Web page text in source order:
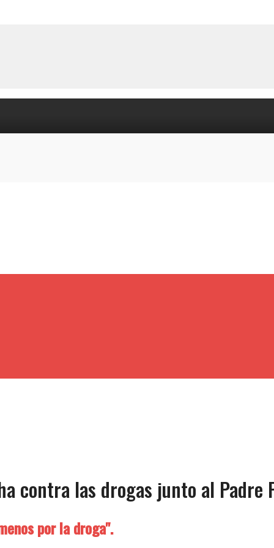
contra las drogas junto al Padre
por la droga".